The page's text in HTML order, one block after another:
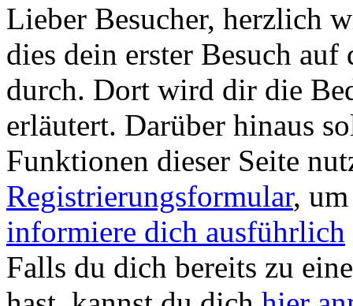
Lieber Besucher, herzlich
dies dein erster Besuch
durch. Dort wird dir die
erläutert. Darüber hinaus
Funktionen dieser Seite
Registrierungsformular,
informiere dich ausführlich
Falls du dich bereits zu